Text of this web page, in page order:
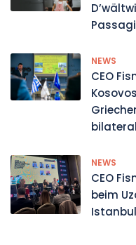
NEWS
CEO
NEWS
CEO
beim
Istanbul